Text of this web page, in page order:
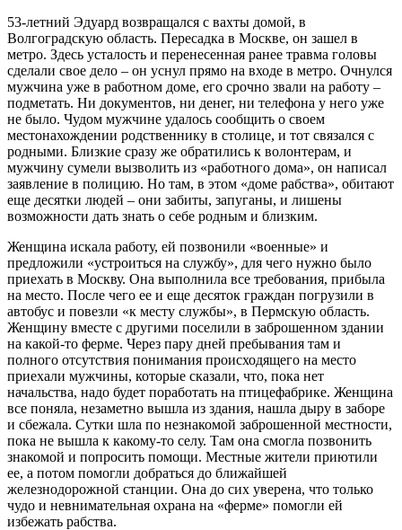
53-летний Эдуард возвращался с вахты домой, в
Волгоградскую область. Пересадка в Москве, он зашел в
метро. Здесь усталость и перенесенная ранее травма головы
сделали свое дело – он уснул прямо на входе в метро. Очнулся
мужчина уже в работном доме, его срочно звали на работу –
подметать. Ни документов, ни денег, ни телефона у него уже
не было. Чудом мужчине удалось сообщить о своем
местонахождении родственнику в столице, и тот связался с
родными. Близкие сразу же обратились к волонтерам, и
мужчину сумели вызволить из «работного дома», он написал
заявление в полицию. Но там, в этом «доме рабства», обитают
еще десятки людей – они забиты, запуганы, и лишены
возможности дать знать о себе родным и близким.
Женщина искала работу, ей позвонили «военные» и
предложили «устроиться на службу», для чего нужно было
приехать в Москву. Она выполнила все требования, прибыла
на место. После чего ее и еще десяток граждан погрузили в
автобус и повезли «к месту службы», в Пермскую область.
Женщину вместе с другими поселили в заброшенном здании
на какой-то ферме. Через пару дней пребывания там и
полного отсутствия понимания происходящего на место
приехали мужчины, которые сказали, что, пока нет
начальства, надо будет поработать на птицефабрике. Женщина
все поняла, незаметно вышла из здания, нашла дыру в заборе
и сбежала. Сутки шла по незнакомой заброшенной местности,
пока не вышла к какому-то селу. Там она смогла позвонить
знакомой и попросить помощи. Местные жители приютили
ее, а потом помогли добраться до ближайшей
железнодорожной станции. Она до сих уверена, что только
чудо и невнимательная охрана на «ферме» помогли ей
избежать рабства.